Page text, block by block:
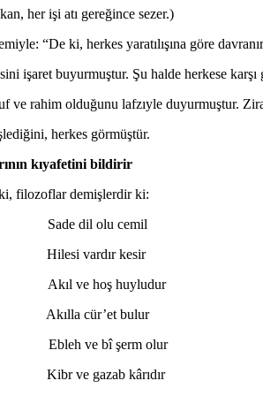
her işi atı gereğince sezer.)
“De ki, herkes yaratılışına göre
işaret buyurmuştur. Şu halde herkese karşı
ve rahim olduğunu lafzıyle duyurmuştur.
herkes görmüştür.
kıyafetini bildirir
filozoflar demişlerdir ki:
Sade dil olu cemil
Hilesi vardır kesir
Akıl ve hoş huyludur
Akılla cür’et bulur
Ebleh ve bî şerm olur
Kibr ve gazab kârıdır